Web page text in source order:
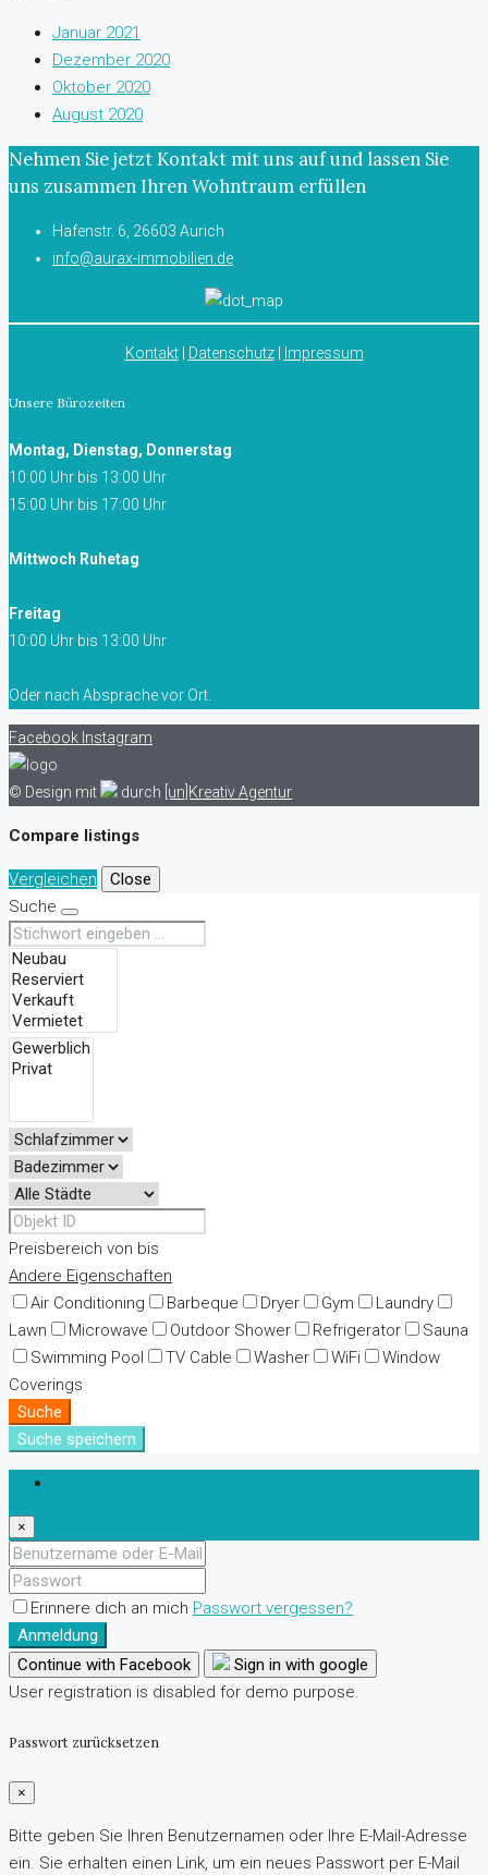
Januar 2021
Dezember 2020
Oktober 2020
August 2020
Nehmen Sie jetzt Kontakt mit uns auf und lassen Sie
uns zusammen Ihren Wohntraum erfüllen
Hafenstr. 6, 26603 Aurich
info@aurax-immobilien.de
Kontakt| Datenschutz| Impressum
Unsere Bürozeiten
Montag, Dienstag, Donnerstag
10:00 Uhr bis 13:00 Uhr
15:00 Uhr bis 17:00 Uhr
Mittwoch Ruhetag
Freitag
10:00 Uhr bis 13:00 Uhr
Oder nach Absprache vor Ort.
Facebook Instagram
© Design mit durch [un]Kreativ Agentur
Compare listings
Vergleichen
Close
Suche
Preisbereich von bis
Andere Eigenschaften
Air Conditioning
Barbeque Dryer Gym
Laundry
Lawn
Microwave Outdoor Shower Refrigerator
Sauna
Swimming Pool
TV Cable Washer WiFi
Window
Coverings
Suche
Suche speichern
×
Erinnere dich an mich Passwort vergessen?
Anmeldung
Continue with Facebook
Sign in with google
User registration is disabled for demo purpose.
Passwort zurücksetzen
×
Bitte geben Sie Ihren Benutzernamen oder Ihre E-Mail-Adresse
ein. Sie erhalten einen Link, um ein neues Passwort per E-Mail